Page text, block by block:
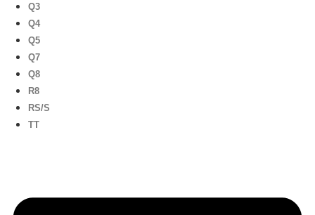
Q3
Q4
Q5
Q7
Q8
R8
RS/S
TT